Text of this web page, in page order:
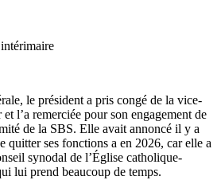
le président a pris congé de la vice-
l’a remerciée pour son engagement de
de la SBS. Elle avait annoncé il y a
quitter ses fonctions a en 2026, car elle a
synodal de l’Église catholique-
lui prend beaucoup de temps.